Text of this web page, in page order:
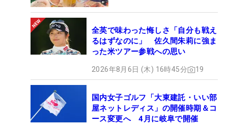
全英で味わった悔しさ「自分も戦え
るはずなのに」 佐久間朱莉に強ま
った米ツアー参戦への思い
2026年8月6日 (木) 16時45分 19
国内女子ゴルフ「大東建託・いい部
屋ネットレディス」の開催時期＆コ
ース変更へ 4月に岐阜で開催